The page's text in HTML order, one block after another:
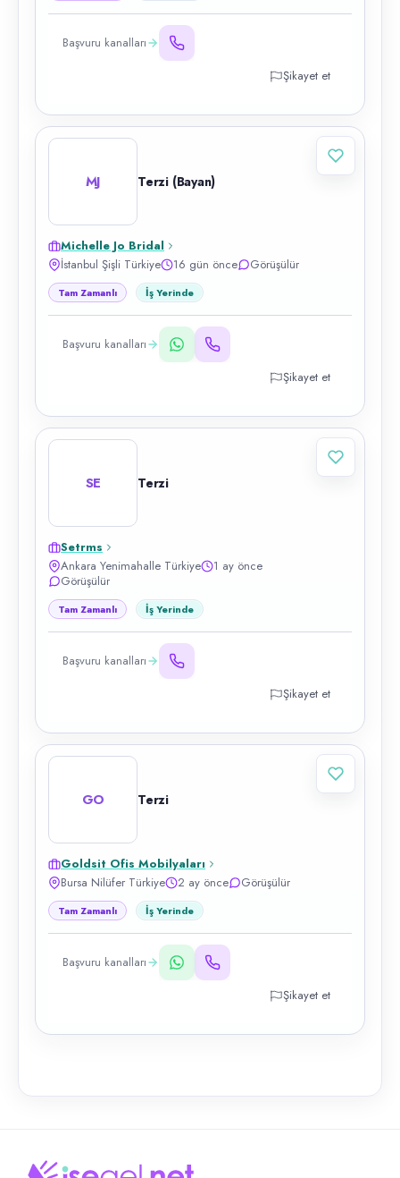
Başvuru kanalları
Şikayet et
MJ Terzi (Bayan)
Michelle Jo Bridal
İstanbul Şişli Türkiye
16 gün önce Görüşülür
Tam Zamanlı İş Yerinde
Başvuru kanalları
Şikayet et
SE Terzi
Setrms
Ankara Yenimahalle Türkiye
1 ay önce
Görüşülür
Tam Zamanlı İş Yerinde
Başvuru kanalları
Şikayet et
GO Terzi
Goldsit Ofis Mobilyaları
Bursa Nilüfer Türkiye
2 ay önce Görüşülür
Tam Zamanlı İş Yerinde
Başvuru kanalları
Şikayet et